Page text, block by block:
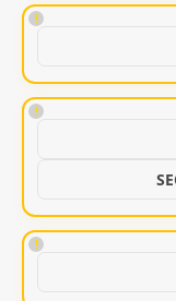
!
!
!